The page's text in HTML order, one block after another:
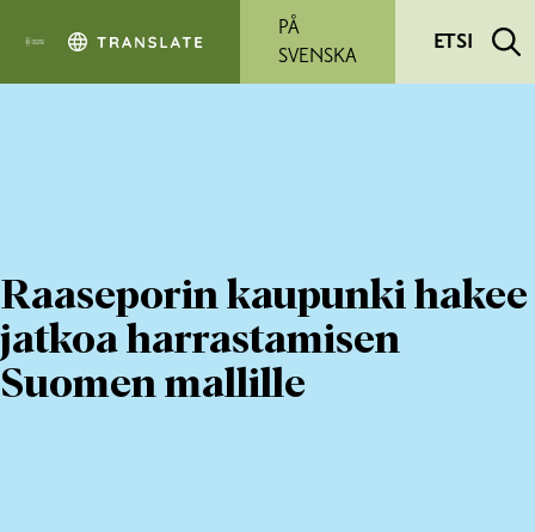
PÅ
SVENSKA
ETSI
Raaseporin kaupunki hakee
jatkoa harrastamisen
Suomen mallille